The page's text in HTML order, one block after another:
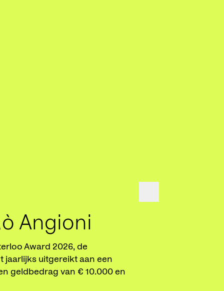
Angioni
Award 2026, de
jaarlijks uitgereikt aan een
geldbedrag van € 10.000 en